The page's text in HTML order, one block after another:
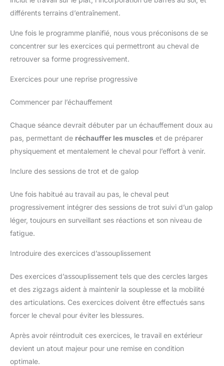
différents terrains d’entraînement.
Une fois le programme planifié, nous vous préconisons de se
concentrer sur les exercices qui permettront au cheval de
retrouver sa forme progressivement.
Exercices pour une reprise progressive
Commencer par l’échauffement
Chaque séance devrait débuter par un échauffement doux au
pas, permettant de réchauffer les muscles et de préparer
physiquement et mentalement le cheval pour l’effort à venir.
Inclure des sessions de trot et de galop
Une fois habitué au travail au pas, le cheval peut
progressivement intégrer des sessions de trot suivi d’un galop
léger, toujours en surveillant ses réactions et son niveau de
fatigue.
Introduire des exercices d’assouplissement
Des exercices d’assouplissement tels que des cercles larges
et des zigzags aident à maintenir la souplesse et la mobilité
des articulations. Ces exercices doivent être effectués sans
forcer le cheval pour éviter les blessures.
Après avoir réintroduit ces exercices, le travail en extérieur
devient un atout majeur pour une remise en condition
optimale.